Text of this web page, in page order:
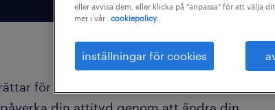
för människor omkring dig hur du mår.
eller avvisa dem, eller klicka på "anpassa" för att välja
mer i vår
cookiepolicy.
inställningar för cookies